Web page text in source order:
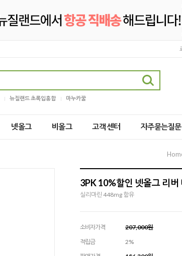
뉴질랜드 초록입홍합 마누카꿀
넷올그 비올그 고객 센터 자주묻는질문
3PK 10%할인 넷올그 리
실리마린 448mg 함유
소비자가격
207,000원
적립금
2%